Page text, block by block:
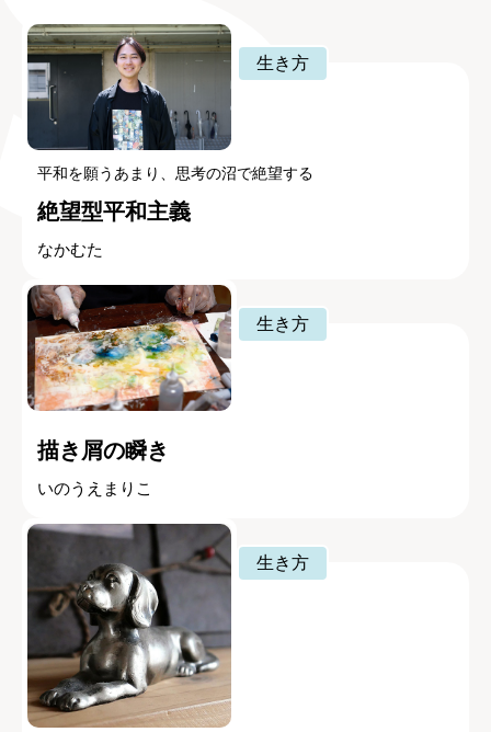
生き方
平和を願うあまり、思考の沼で絶望する
絶望型平和主義
なかむた
生き方
描き屑の瞬き
いのうえまりこ
生き方